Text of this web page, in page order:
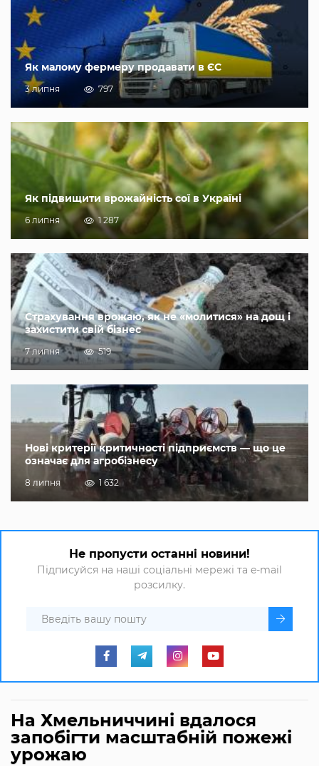
Як малому фермеру продавати в ЄС
3 липня 797
Як підвищити врожайність сої в Україні
6 липня 1 287
Страхування врожаю, як не «молитися» на дощ і
захистити свій бізнес
7 липня 519
Нові критерії критичності підприємств — що це
означає для агробізнесу
8 липня 1 632
Не пропусти останні новини!
Підписуйся на наші соціальні мережі та e-mail
розсилку.
На Хмельниччині вдалося
запобігти масштабній пожежі
урожаю